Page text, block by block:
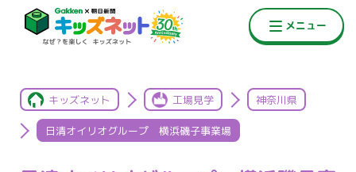
キッズネット 工場見学 神奈川県
日清オイリオグループ 横浜磯子事業場